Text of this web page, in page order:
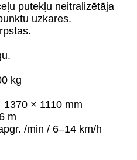
putekļu neitralizētāja
uzkares.
kg
× 1110 mm
m
/min / 6–14 km/h